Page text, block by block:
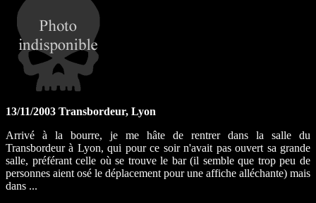
13/11/2003 Transbordeur, Lyon
Arrivé à la bourre, je me hâte de rentrer dans la salle du
Transbordeur à Lyon, qui pour ce soir n'avait pas ouvert sa grande
salle, préférant celle où se trouve le bar (il semble que trop peu de
personnes aient osé le déplacement pour une affiche alléchante) mais
dans ...